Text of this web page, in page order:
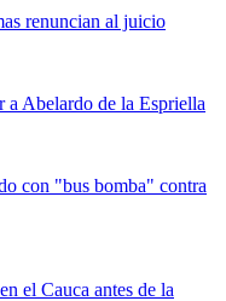
renuncian al juicio
a Abelardo de la Espriella
con "bus bomba" contra
el Cauca antes de la